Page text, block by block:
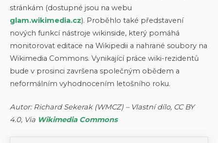
stránkám (dostupné jsou na webu
glam.wikimedia.cz). Proběhlo také představení
nových funkcí nástroje wikinside, který pomáhá
monitorovat editace na Wikipedii a nahrané soubory na
Wikimedia Commons. Vynikající práce wiki-rezidentů
bude v prosinci završena společným obědem a
neformálním vyhodnocením letošního roku.
Autor: Richard Sekerak (WMCZ) – Vlastní dílo, CC BY
4.0, Via Wikimedia Commons